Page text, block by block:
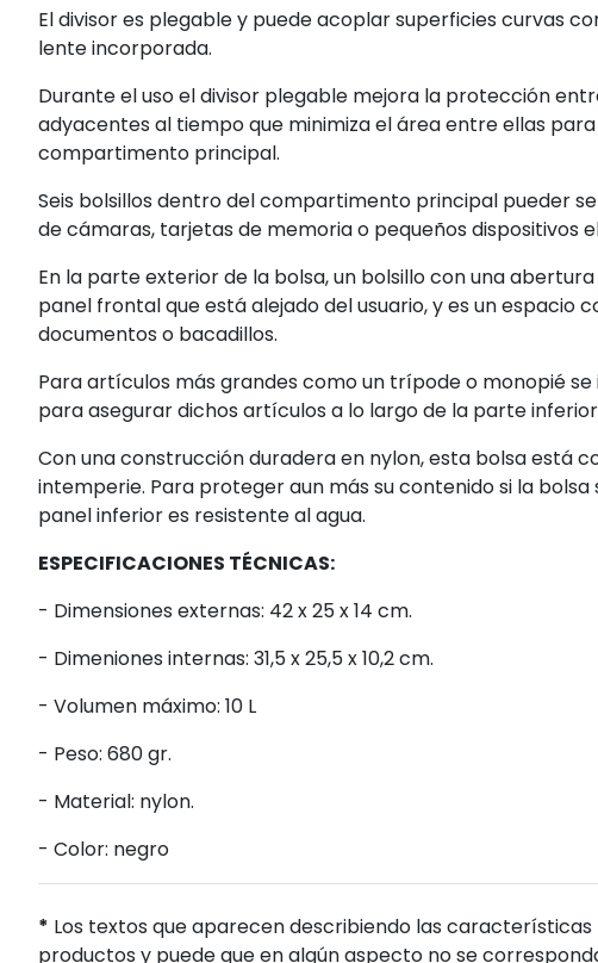
El divisor es plegable y puede acoplar superficies curvas
lente incorporada.
Durante el uso el divisor plegable mejora la protección
adyacentes al tiempo que minimiza el área entre ellas
compartimento principal.
Seis bolsillos dentro del compartimento principal pueder
de cámaras, tarjetas de memoria o pequeños dispositivos
En la parte exterior de la bolsa, un bolsillo con una
panel frontal que está alejado del usuario, y es un espacio
documentos o bacadillos.
Para artículos más grandes como un trípode o monopié
para asegurar dichos artículos a lo largo de la parte
Con una construcción duradera en nylon, esta bolsa está
intemperie. Para proteger aun más su contenido si la
panel inferior es resistente al agua.
ESPECIFICACIONES TÉCNICAS:
- Dimensiones externas: 42 x 25 x 14 cm.
- Dimeniones internas: 31,5 x 25,5 x 10,2 cm.
- Volumen máximo: 10 L
- Peso: 680 gr.
- Material: nylon.
- Color: negro
* Los textos que aparecen describiendo las
productos y puede que en algún aspecto no se